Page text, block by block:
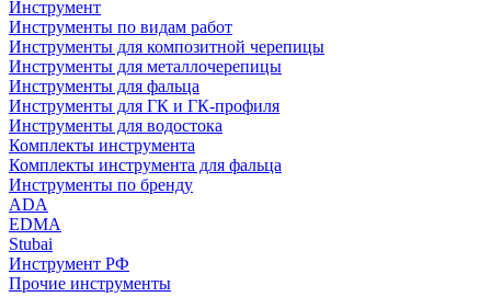
Инструмент
Инструменты по видам работ
Инструменты для композитной черепицы
Инструменты для металлочерепицы
Инструменты для фальца
Инструменты для ГК и ГК-профиля
Инструменты для водостока
Комплекты инструмента
Комплекты инструмента для фальца
Инструменты по бренду
ADA
EDMA
Stubai
Инструмент РФ
Прочие инструменты